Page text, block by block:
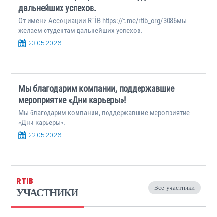
дальнейших успехов.
От имени Ассоциации RTİB https://t.me/rtib_org/3086мы
желаем студентам дальнейших успехов.
23.05.2026
Мы благодарим компании, поддержавшие
мероприятие «Дни карьеры»!
Мы благодарим компании, поддержавшие мероприятие
«Дни карьеры».
22.05.2026
..встрече с Главой Республики Татарстан
Рустамом Миннихановым,
встрече с Главой Республики Татарстан Рустамом
Все участники
RTIB
УЧАСТНИКИ